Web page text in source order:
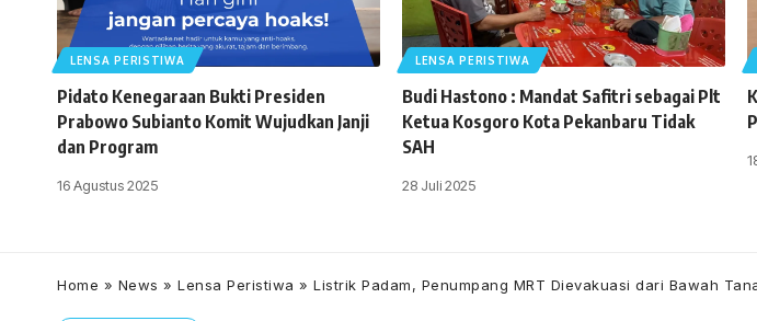
LENSA PERISTIWA
Pidato Kenegaraan Bukti Presiden
Prabowo Subianto Komit Wujudkan Janji
dan Program
16 Agustus 2025
LENSA PERISTIWA
Budi Hastono : Mandat Safitri sebagai Plt
Ketua Kosgoro Kota Pekanbaru Tidak
SAH
28 Juli 2025
Home » News » Lensa Peristiwa » Listrik Padam, Penumpang MRT Dievakuasi dari Bawah